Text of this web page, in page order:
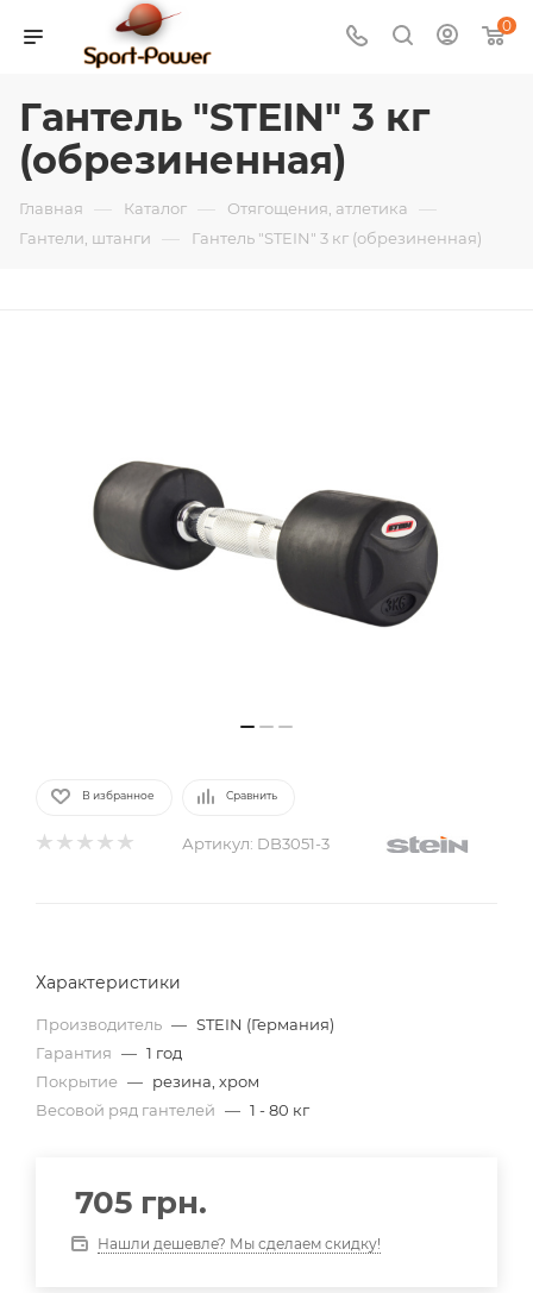
0
Гантель "STEIN" 3 кг
(обрезиненная)
Главная — Каталог — Отягощения, атлетика —
Гантели, штанги — Гантель "STEIN" 3 кг (обрезиненная)
В избранное Сравнить
Артикул: DB3051-3
Характеристики
Производитель — STEIN (Германия)
Гарантия — 1 год
Покрытие — резина, хром
Весовой ряд гантелей — 1 - 80 кг
705 грн.
Нашли дешевле? Мы сделаем скидку!